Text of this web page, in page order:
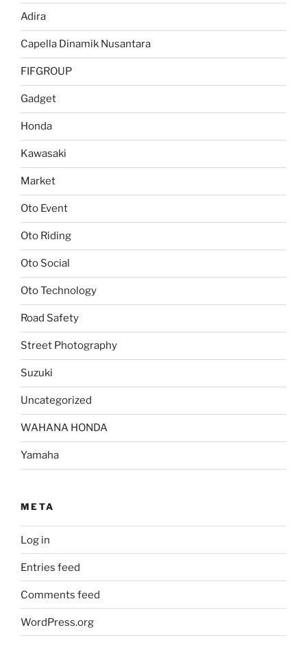
Adira
Capella Dinamik Nusantara
FIFGROUP
Gadget
Honda
Kawasaki
Market
Oto Event
Oto Riding
Oto Social
Oto Technology
Road Safety
Street Photography
Suzuki
Uncategorized
WAHANA HONDA
Yamaha
META
Log in
Entries feed
Comments feed
WordPress.org